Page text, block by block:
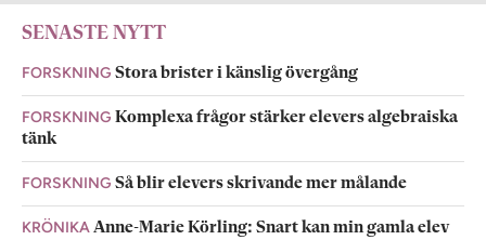
SENASTE NYTT
FORSKNING Stora brister i känslig övergång
FORSKNING Komplexa frågor stärker elevers algebraiska
tänk
FORSKNING Så blir elevers skrivande mer målande
KRÖNIKA Anne-Marie Körling: Snart kan min gamla elev